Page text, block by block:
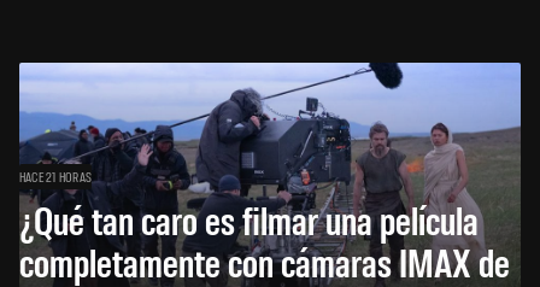
HACE 21 HORAS
¿Qué tan caro es filmar una película
completamente con cámaras IMAX de